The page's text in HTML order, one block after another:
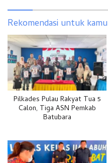
Rekomendasi untuk kamu
Pilkades Pulau Rakyat Tua 5
Calon, Tiga ASN Pemkab
Batubara